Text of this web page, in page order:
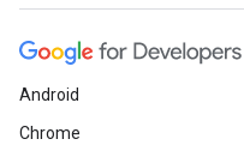
Android
Chrome